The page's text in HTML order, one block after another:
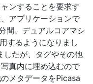
ンすることを要求す
アプリケーションで
間、デュアルコアマシ
するようになりまし
したが、タグやその他
真内に埋め込むので
メタデータをPicasa